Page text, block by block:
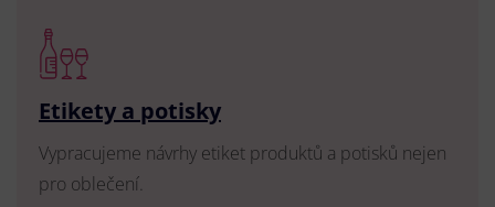
Etikety a potisky
Vypracujeme návrhy etiket produktů a potisků nejen
pro oblečení.